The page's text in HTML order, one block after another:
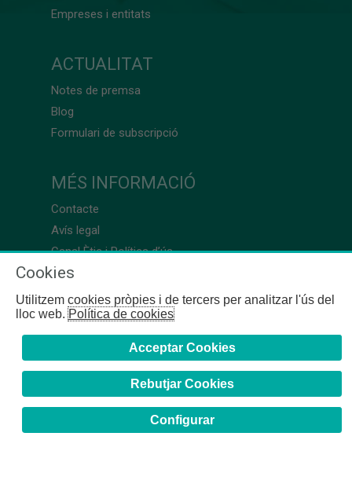
Empreses i entitats
ACTUALITAT
Notes de premsa
Blog
Formulari de subscripció
MÉS INFORMACIÓ
Contacte
Avís legal
Canal Ètic i Política d’ús
Cookies
Utilitzem cookies pròpies i de tercers per analitzar l'ús del
lloc web.Política de cookies
Acceptar Cookies
Rebutjar Cookies
Configurar